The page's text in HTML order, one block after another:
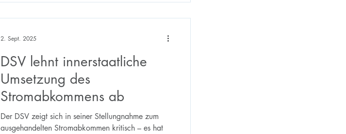
DSV lehnt innerstaatliche
Umsetzung des
Stromabkommens ab
Der DSV zeigt sich in seiner Stellungnahme zum
ausgehandelten Stromabkommen kritisch – es hat
2. Sept. 2025